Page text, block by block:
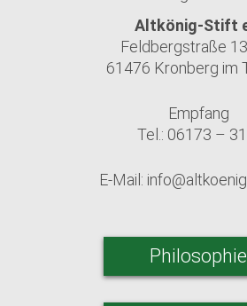
Altkönig-Stift
Feldbergstraße
61476 Kronberg im
Empfang
Tel.: 06173 –
E-Mail:
Philosophie